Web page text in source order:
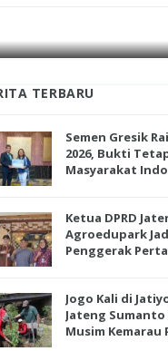
TERBARU
Semen Gresik
2026, Bukti
Masyarakat
Ketua DPRD
Agroedupark
Penggerak
Jogo Kali di
Jateng
Musim Kemarau